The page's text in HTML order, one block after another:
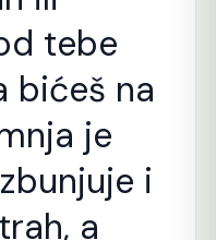
tebe
bićeš na
je
i
a